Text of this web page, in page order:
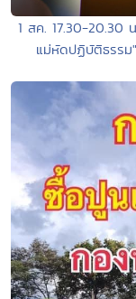
1 สค. 17.30-20.30
แม่หัดปฏิบัติธรร